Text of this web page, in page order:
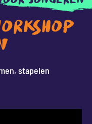
stapelen